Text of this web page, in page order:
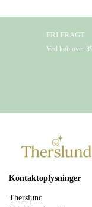
FRI FRAGT
Ved køb over
Kontaktoplysninger
Therslund